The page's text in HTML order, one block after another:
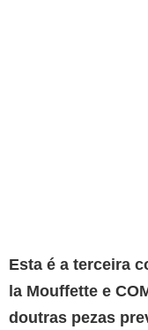
Esta é a terceira
la Mouffette e
doutras pezas